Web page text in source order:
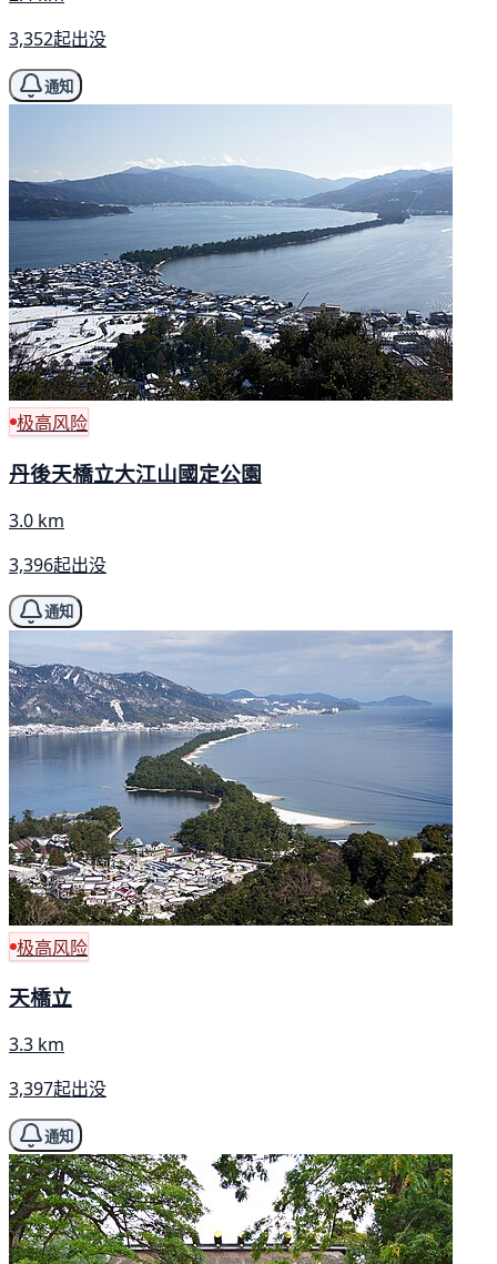
3,352起出没
通知
极高风险
丹後天橋立大江山國定公園
3.0 km
3,396起出没
通知
极高风险
天橋立
3.3 km
3,397起出没
通知